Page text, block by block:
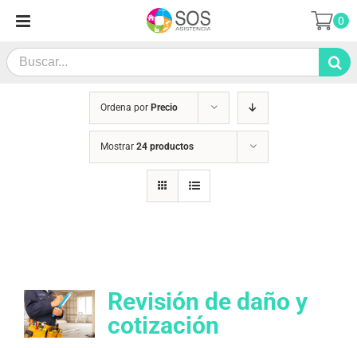
contenido
Search
for:
0
Ordena por Precio
Mostrar 24 productos
Revisión de daño y
cotización